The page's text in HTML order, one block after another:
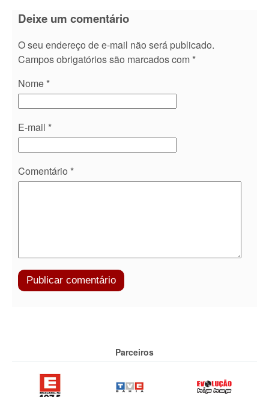
Deixe um comentário
O seu endereço de e-mail não será publicado.
Campos obrigatórios são marcados com *
Nome *
E-mail *
Comentário *
Parceiros